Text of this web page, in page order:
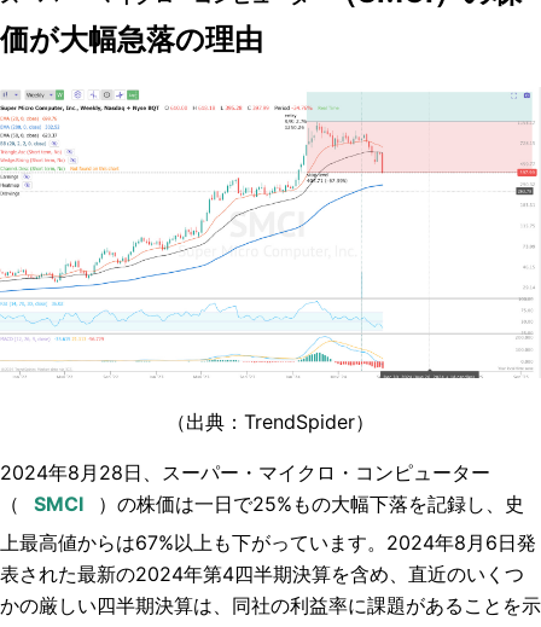
価が大幅急落の理由
（出典：TrendSpider）
2024年8月28日、スーパー・マイクロ・コンピューター
（
）の株価は一日で25%もの大幅下落を記録し、史
上最高値からは67%以上も下がっています。2024年8月6日発
表された最新の2024年第4四半期決算を含め、直近のいくつ
かの厳しい四半期決算は、同社の利益率に課題があることを示